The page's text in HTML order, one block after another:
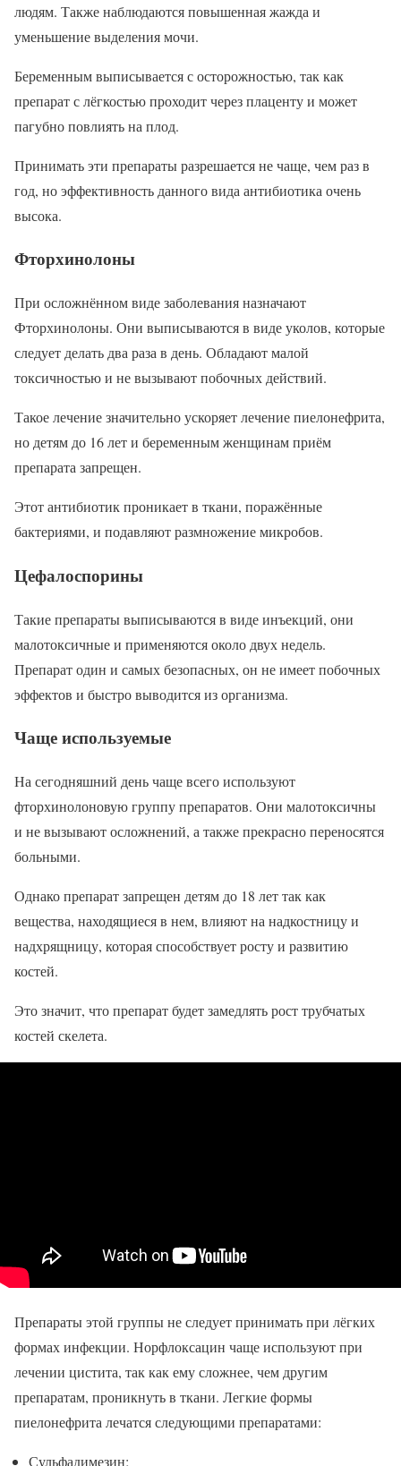
людям. Также наблюдаются повышенная жажда и
уменьшение выделения мочи.
Беременным выписывается с осторожностью, так как
препарат с лёгкостью проходит через плаценту и может
пагубно повлиять на плод.
Принимать эти препараты разрешается не чаще, чем раз в
год, но эффективность данного вида антибиотика очень
высока.
Фторхинолоны
При осложнённом виде заболевания назначают
Фторхинолоны. Они выписываются в виде уколов, которые
следует делать два раза в день. Обладают малой
токсичностью и не вызывают побочных действий.
Такое лечение значительно ускоряет лечение пиелонефрита,
но детям до 16 лет и беременным женщинам приём
препарата запрещен.
Этот антибиотик проникает в ткани, поражённые
бактериями, и подавляют размножение микробов.
Цефалоспорины
Такие препараты выписываются в виде инъекций, они
малотоксичные и применяются около двух недель.
Препарат один и самых безопасных, он не имеет побочных
эффектов и быстро выводится из организма.
Чаще используемые
На сегодняшний день чаще всего используют
фторхинолоновую группу препаратов. Они малотоксичны
и не вызывают осложнений, а также прекрасно переносятся
больными.
Однако препарат запрещен детям до 18 лет так как
вещества, находящиеся в нем, влияют на надкостницу и
надхрящницу, которая способствует росту и развитию
костей.
Это значит, что препарат будет замедлять рост трубчатых
костей скелета.
Препараты этой группы не следует принимать при лёгких
формах инфекции. Норфлоксацин чаще используют при
лечении цистита, так как ему сложнее, чем другим
препаратам, проникнуть в ткани. Легкие формы
пиелонефрита лечатся следующими препаратами:
Сульфадимезин;